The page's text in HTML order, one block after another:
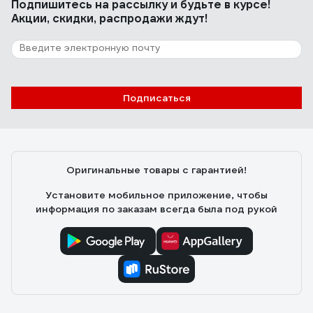
25 отзывов
Отзыв о Grohe Costa S
Подпишитесь на рассылкуи будьте в курсе!
Акции, скидки, распродажи ждут!
Подписаться
Оригинальные товары с гарантией!
Установите мобильное приложение, чтобы
информация по заказам всегда была под рукой